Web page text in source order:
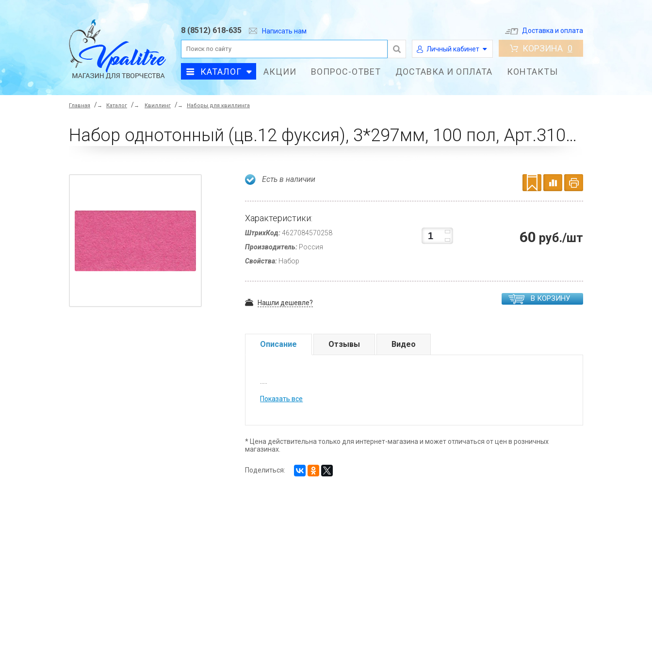
8 (8512) 618-635 Написать нам Доставка и оплата
Личный кабинет КОРЗИНА 0
КАТАЛОГ АКЦИИ ВОПРОС-ОТВЕТ ДОСТАВКА И ОПЛАТА КОНТАКТЫ
Главная → Каталог → Квиллинг → Наборы для квиллинга
Набор однотонный (цв.12 фуксия), 3*297мм, 100 пол, Арт.3101203297
Есть в наличии
Характеристики:
ШтрихКод: 4627084570258
Производитель: Россия
Свойства: Набор
60 руб./шт
Нашли дешевле? В КОРЗИНУ
Описание Отзывы Видео
Показать все
* Цена действительна только для интернет-магазина и может отличаться от цен в розничных
магазинах.
Поделиться: